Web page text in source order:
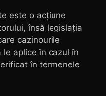
este o acțiune
însă legislația
cazinourile
aplice în cazul în
în termenele